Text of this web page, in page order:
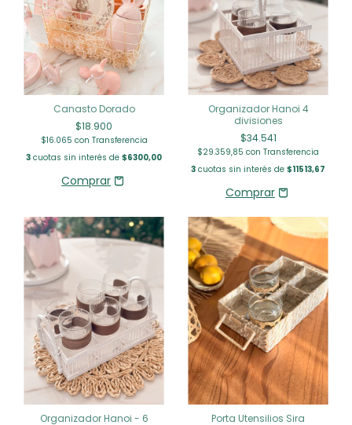
Canasto Dorado
$18.900
$16.065 con Transferencia
3 cuotas sin interés de $6300,00
Organizador Hanoi 4
divisiones
$34.541
$29.359,85 con Transferencia
3 cuotas sin interés de $11513,67
Organizador Hanoi - 6
Porta Utensilios Sira